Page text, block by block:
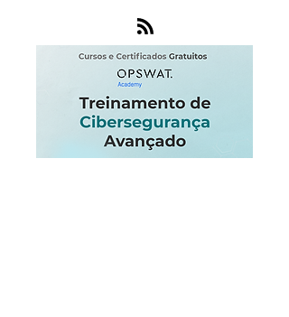
Zero Day
MicrosoftCriptografiaSoftwareNOC
EndpointInternet